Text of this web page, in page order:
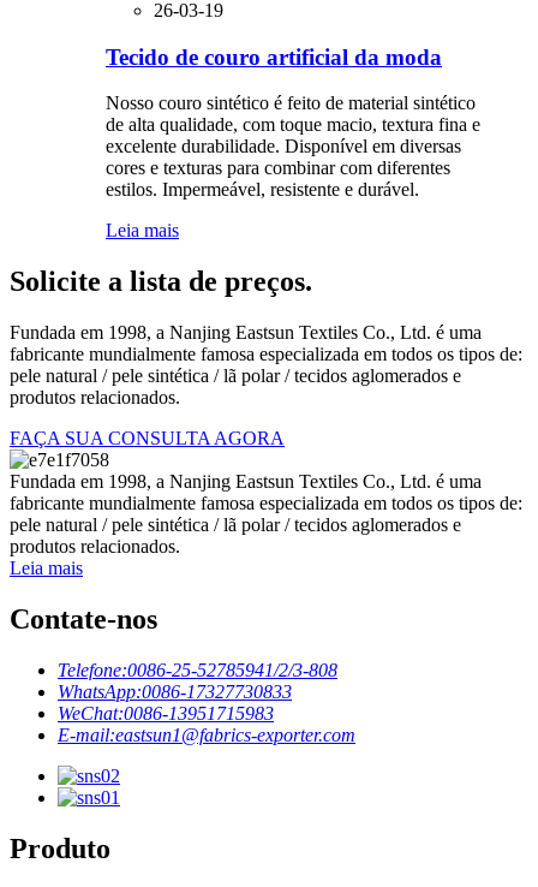
26-03-19
Tecido de couro artificial da moda
Nosso couro sintético é feito de material sintético
de alta qualidade, com toque macio, textura fina e
excelente durabilidade. Disponível em diversas
cores e texturas para combinar com diferentes
estilos. Impermeável, resistente e durável.
Leia mais
Solicite a lista de preços.
Fundada em 1998, a Nanjing Eastsun Textiles Co., Ltd. é uma
fabricante mundialmente famosa especializada em todos os tipos de:
pele natural / pele sintética / lã polar / tecidos aglomerados e
produtos relacionados.
FAÇA SUA CONSULTA AGORA
Fundada em 1998, a Nanjing Eastsun Textiles Co., Ltd. é uma
fabricante mundialmente famosa especializada em todos os tipos de:
pele natural / pele sintética / lã polar / tecidos aglomerados e
produtos relacionados.
Leia mais
Contate-nos
Telefone:0086-25-52785941/2/3-808
WhatsApp:0086-17327730833
WeChat:0086-13951715983
E-mail:eastsun1@fabrics-exporter.com
Produto